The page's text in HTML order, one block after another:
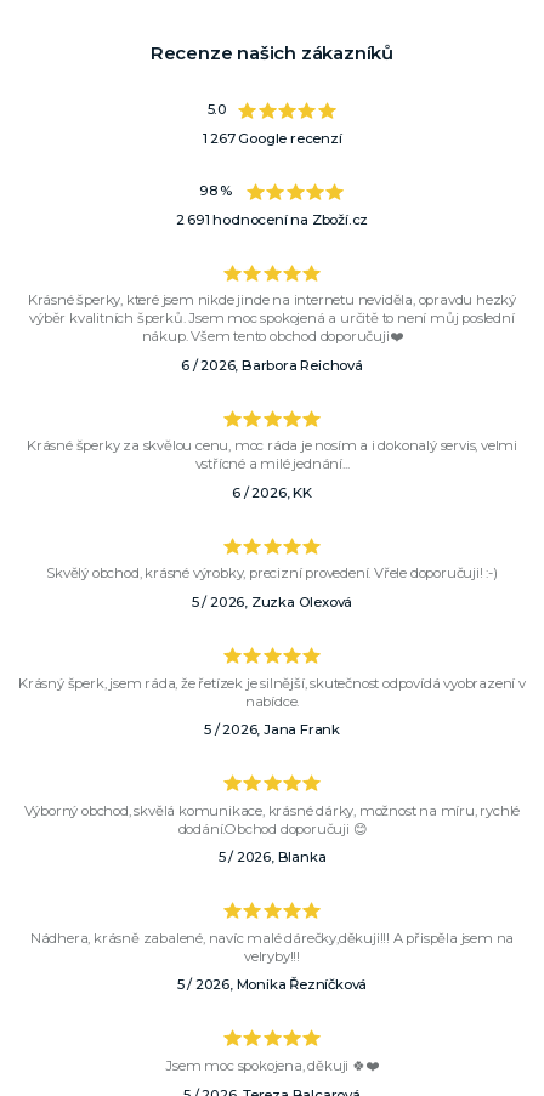
Recenze našich zákazníků
5.0
1 267 Google recenzí
98 %
2 691 hodnocení na Zboží.cz
Krásné šperky, které jsem nikde jinde na internetu neviděla, opravdu hezký
výběr kvalitních šperků. Jsem moc spokojená a určitě to není můj poslední
nákup. Všem tento obchod doporučuji❤️
6 / 2026, Barbora Reichová
Krásné šperky za skvělou cenu, moc ráda je nosím a i dokonalý servis, velmi
vstřícné a milé jednání...
6 / 2026, KK
Skvělý obchod, krásné výrobky, precizní provedení. Vřele doporučuji! :-)
5 / 2026, Zuzka Olexová
Krásný šperk, jsem ráda, že řetízek je silnější, skutečnost odpovídá vyobrazení v
nabídce.
5 / 2026, Jana Frank
Výborný obchod, skvělá komunikace, krásné dárky, možnost na míru, rychlé
dodání.Obchod doporučuji 😊
5 / 2026, Blanka
Nádhera, krásně zabalené, navíc malé dárečky,děkuji!!! A přispěla jsem na
velryby!!!
5 / 2026, Monika Řezníčková
Jsem moc spokojena, děkuji 🍀❤️